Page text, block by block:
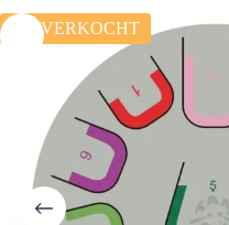
UITVERKOCHT